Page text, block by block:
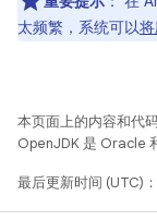
太频繁，系统可以
本页面上的内容和代
OpenJDK 是 Oracle
最后更新时间 (UTC)